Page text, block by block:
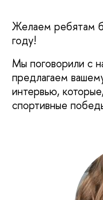
Желаем ребятам
году!
Мы поговорили с
предлагаем
интервью,
спортивные